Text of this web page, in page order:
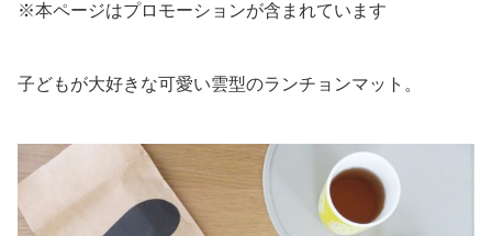
※本ページはプロモーションが含まれています
子どもが大好きな可愛い雲型のランチョンマット。